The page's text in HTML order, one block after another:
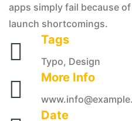
apps simply fail because
launch shortcomings.
Tags
Typo, Design
More Info
Date